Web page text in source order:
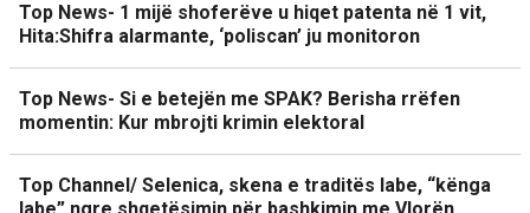
Top News- 1 mijë shoferëve u hiqet patenta në 1 vit,
Hita:Shifra alarmante, ‘poliscan’ ju monitoron
Top News- Si e betejën me SPAK? Berisha rrëfen
momentin: Kur mbrojti krimin elektoral
Top Channel/ Selenica, skena e traditës labe, “kënga